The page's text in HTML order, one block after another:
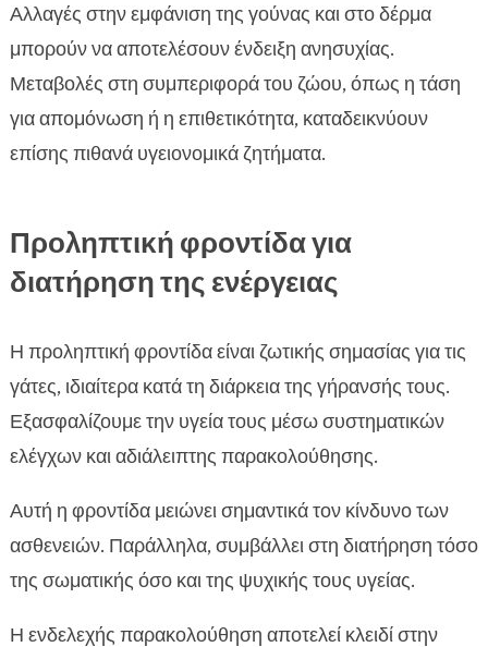
Αλλαγές στην εμφάνιση της γούνας και στο δέρμα
μπορούν να αποτελέσουν ένδειξη ανησυχίας.
Μεταβολές στη συμπεριφορά του ζώου, όπως η τάση
για απομόνωση ή η επιθετικότητα, καταδεικνύουν
επίσης πιθανά υγειονομικά ζητήματα.
Προληπτική φροντίδα για
διατήρηση της ενέργειας
Η προληπτική φροντίδα είναι ζωτικής σημασίας για τις
γάτες, ιδιαίτερα κατά τη διάρκεια της γήρανσής τους.
Εξασφαλίζουμε την υγεία τους μέσω συστηματικών
ελέγχων και αδιάλειπτης παρακολούθησης.
Αυτή η φροντίδα μειώνει σημαντικά τον κίνδυνο των
ασθενειών. Παράλληλα, συμβάλλει στη διατήρηση τόσο
της σωματικής όσο και της ψυχικής τους υγείας.
Η ενδελεχής παρακολούθηση αποτελεί κλειδί στην